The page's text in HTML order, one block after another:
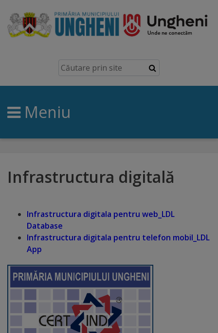
Ungheni
Prezentare
generală
Simbolurile
brand
înfrățite
Distincții
Cetățeni
de
onoare
Deținători
Meniu
Infrastructura digitală
Infrastructura digitala pentru web_LDL
Database
Infrastructura digitala pentru telefon mobil_LDL
App